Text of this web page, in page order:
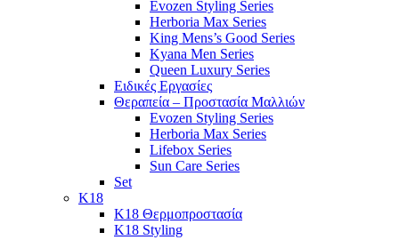
Evozen Styling Series
Herboria Max Series
King Mens’s Good Series
Kyana Men Series
Queen Luxury Series
Ειδικές Εργασίες
Θεραπεία – Προστασία Μαλλιών
Evozen Styling Series
Herboria Max Series
Lifebox Series
Sun Care Series
Set
K18
K18 Θερμοπροστασία
K18 Styling